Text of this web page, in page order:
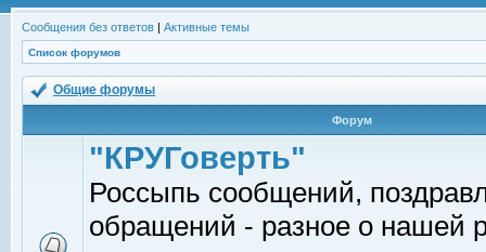
Сообщения без ответов | Активные темы
Список форумов
Общие форумы
Форум
"КРУГоверть"
Россыпь сообщений,
обращений - разное о нашей